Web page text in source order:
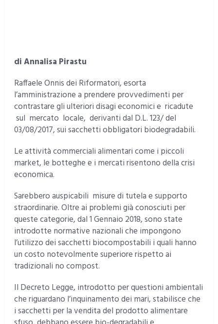
di Annalisa Pirastu
Raffaele Onnis dei Riformatori, esorta
l’amministrazione a prendere provvedimenti per
contrastare gli ulteriori disagi economici e ricadute
sul mercato locale, derivanti dal D.L. 123/ del
03/08/2017, sui sacchetti obbligatori biodegradabili.
Le attività commerciali alimentari come i piccoli
market, le botteghe e i mercati risentono della crisi
economica.
Sarebbero auspicabili misure di tutela e supporto
straordinarie. Oltre ai problemi già conosciuti per
queste categorie, dal 1 Gennaio 2018, sono state
introdotte normative nazionali che impongono
l’utilizzo dei sacchetti biocompostabili i quali hanno
un costo notevolmente superiore rispetto ai
tradizionali no compost.
Il Decreto Legge, introdotto per questioni ambientali
che riguardano l’inquinamento dei mari, stabilisce che
i sacchetti per la vendita del prodotto alimentare